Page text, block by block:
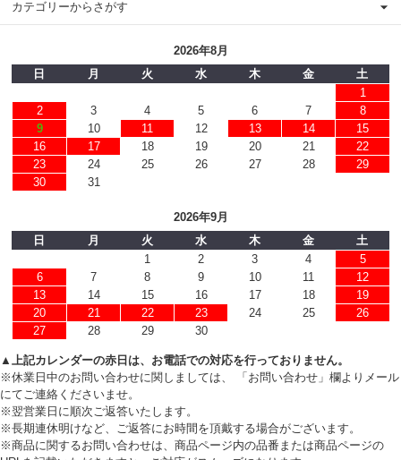
カテゴリーからさがす
2026年8月
日
月 火 水 木 金
土
1
2
3 4 5 6 7
8
9
10 11 12 13 14
15
16
17 18 19 20 21
22
23
24 25 26 27 28
29
30
31
2026年9月
日
月 火 水 木 金
土
1
2 3 4
5
6
7 8 9 10 11
12
13
14 15 16 17 18
19
20
21 22 23 24 25
26
27
28 29 30
▲上記カレンダーの赤日は、お電話での対応を行っておりません。
※休業日中のお問い合わせに関しましては、 「お問い合わせ」欄よりメール
にてご連絡くださいませ。
※翌営業日に順次ご返答いたします。
※長期連休明けなど、ご返答にお時間を頂戴する場合がございます。
※商品に関するお問い合わせは、商品ページ内の品番または商品ページの